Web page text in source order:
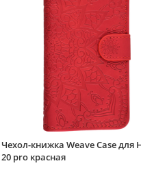
Чехол-книжка Weave Case для
20 pro красная